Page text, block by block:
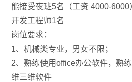
能接受夜班5名（工资 4000-6000
开发工程师1名
岗位要求：
1、机械类专业，男女不限；
2、熟练使用office办公软件，熟
维三维软件